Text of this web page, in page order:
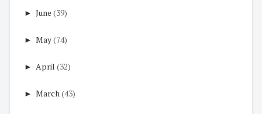
► June (39)
► May(74)
► April (32)
► March(43)